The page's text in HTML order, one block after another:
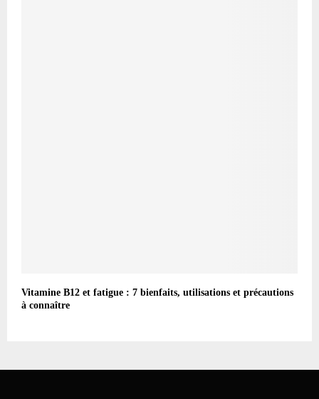
Vitamine B12 et fatigue : 7 bienfaits, utilisations et précautions
à connaître